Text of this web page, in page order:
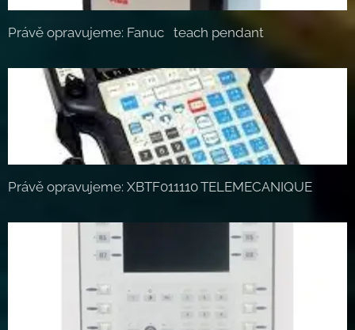
Právě opravujeme: Fanuc teach pendant
Právě opravujeme: XBTF011110 TELEMECANIQUE